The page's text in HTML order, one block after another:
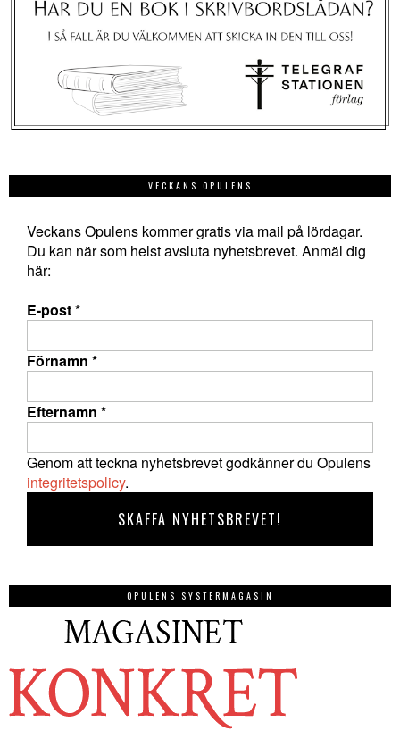
VECKANS OPULENS
Veckans Opulens kommer gratis via mail på lördagar.
Du kan när som helst avsluta nyhetsbrevet. Anmäl dig
här:
E-post*
Förnamn *
Efternamn *
Genom att teckna nyhetsbrevet godkänner du Opulens
integritetspolicy.
OPULENS SYSTERMAGASIN